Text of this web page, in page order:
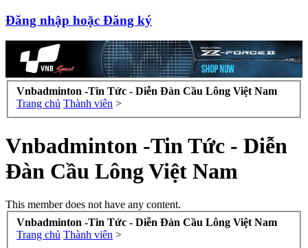
Đăng nhập hoặc Đăng ký
Vnbadminton -Tin Tức - Diễn Đàn Cầu Lông Việt Nam
Trang chủ Thành viên >
Vnbadminton -Tin Tức - Diễn
Đàn Cầu Lông Việt Nam
This member does not have any content.
Vnbadminton -Tin Tức - Diễn Đàn Cầu Lông Việt Nam
Trang chủ Thành viên >